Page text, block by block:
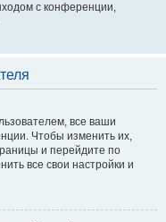
с конференции,
все ваши
Чтобы изменить их,
и перейдите по
все свои настройки и